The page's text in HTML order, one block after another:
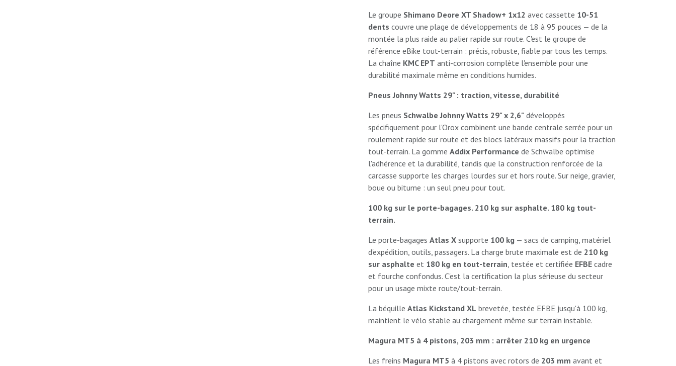
Le groupe Shimano Deore XT Shadow+ 1x12 avec cassette 10-51
dents couvre une plage de développements de 18 à 95 pouces — de la
montée la plus raide au palier rapide sur route. C'est le groupe de
référence eBike tout-terrain : précis, robuste, fiable par tous les temps.
La chaîne KMC EPT anti-corrosion complète l'ensemble pour une
durabilité maximale même en conditions humides.
Pneus Johnny Watts 29" : traction, vitesse, durabilité
Les pneus Schwalbe Johnny Watts 29" x 2,6" développés
spécifiquement pour l'Orox combinent une bande centrale serrée pour un
roulement rapide sur route et des blocs latéraux massifs pour la traction
tout-terrain. La gomme Addix Performance de Schwalbe optimise
l'adhérence et la durabilité, tandis que la construction renforcée de la
carcasse supporte les charges lourdes sur et hors route. Sur neige, gravier,
boue ou bitume : un seul pneu pour tout.
100 kg sur le porte-bagages. 210 kg sur asphalte. 180 kg tout-
terrain.
Le porte-bagages Atlas X supporte 100 kg — sacs de camping, matériel
d'expédition, outils, passagers. La charge brute maximale est de 210 kg
sur asphalte et 180 kg en tout-terrain, testée et certifiée EFBE cadre
et fourche confondus. C'est la certification la plus sérieuse du secteur
pour un usage mixte route/tout-terrain.
La béquille Atlas Kickstand XL brevetée, testée EFBE jusqu'à 100 kg,
maintient le vélo stable au chargement même sur terrain instable.
Magura MT5 à 4 pistons, 203 mm : arrêter 210 kg en urgence
Les freins Magura MT5 à 4 pistons avec rotors de 203 mm avant et